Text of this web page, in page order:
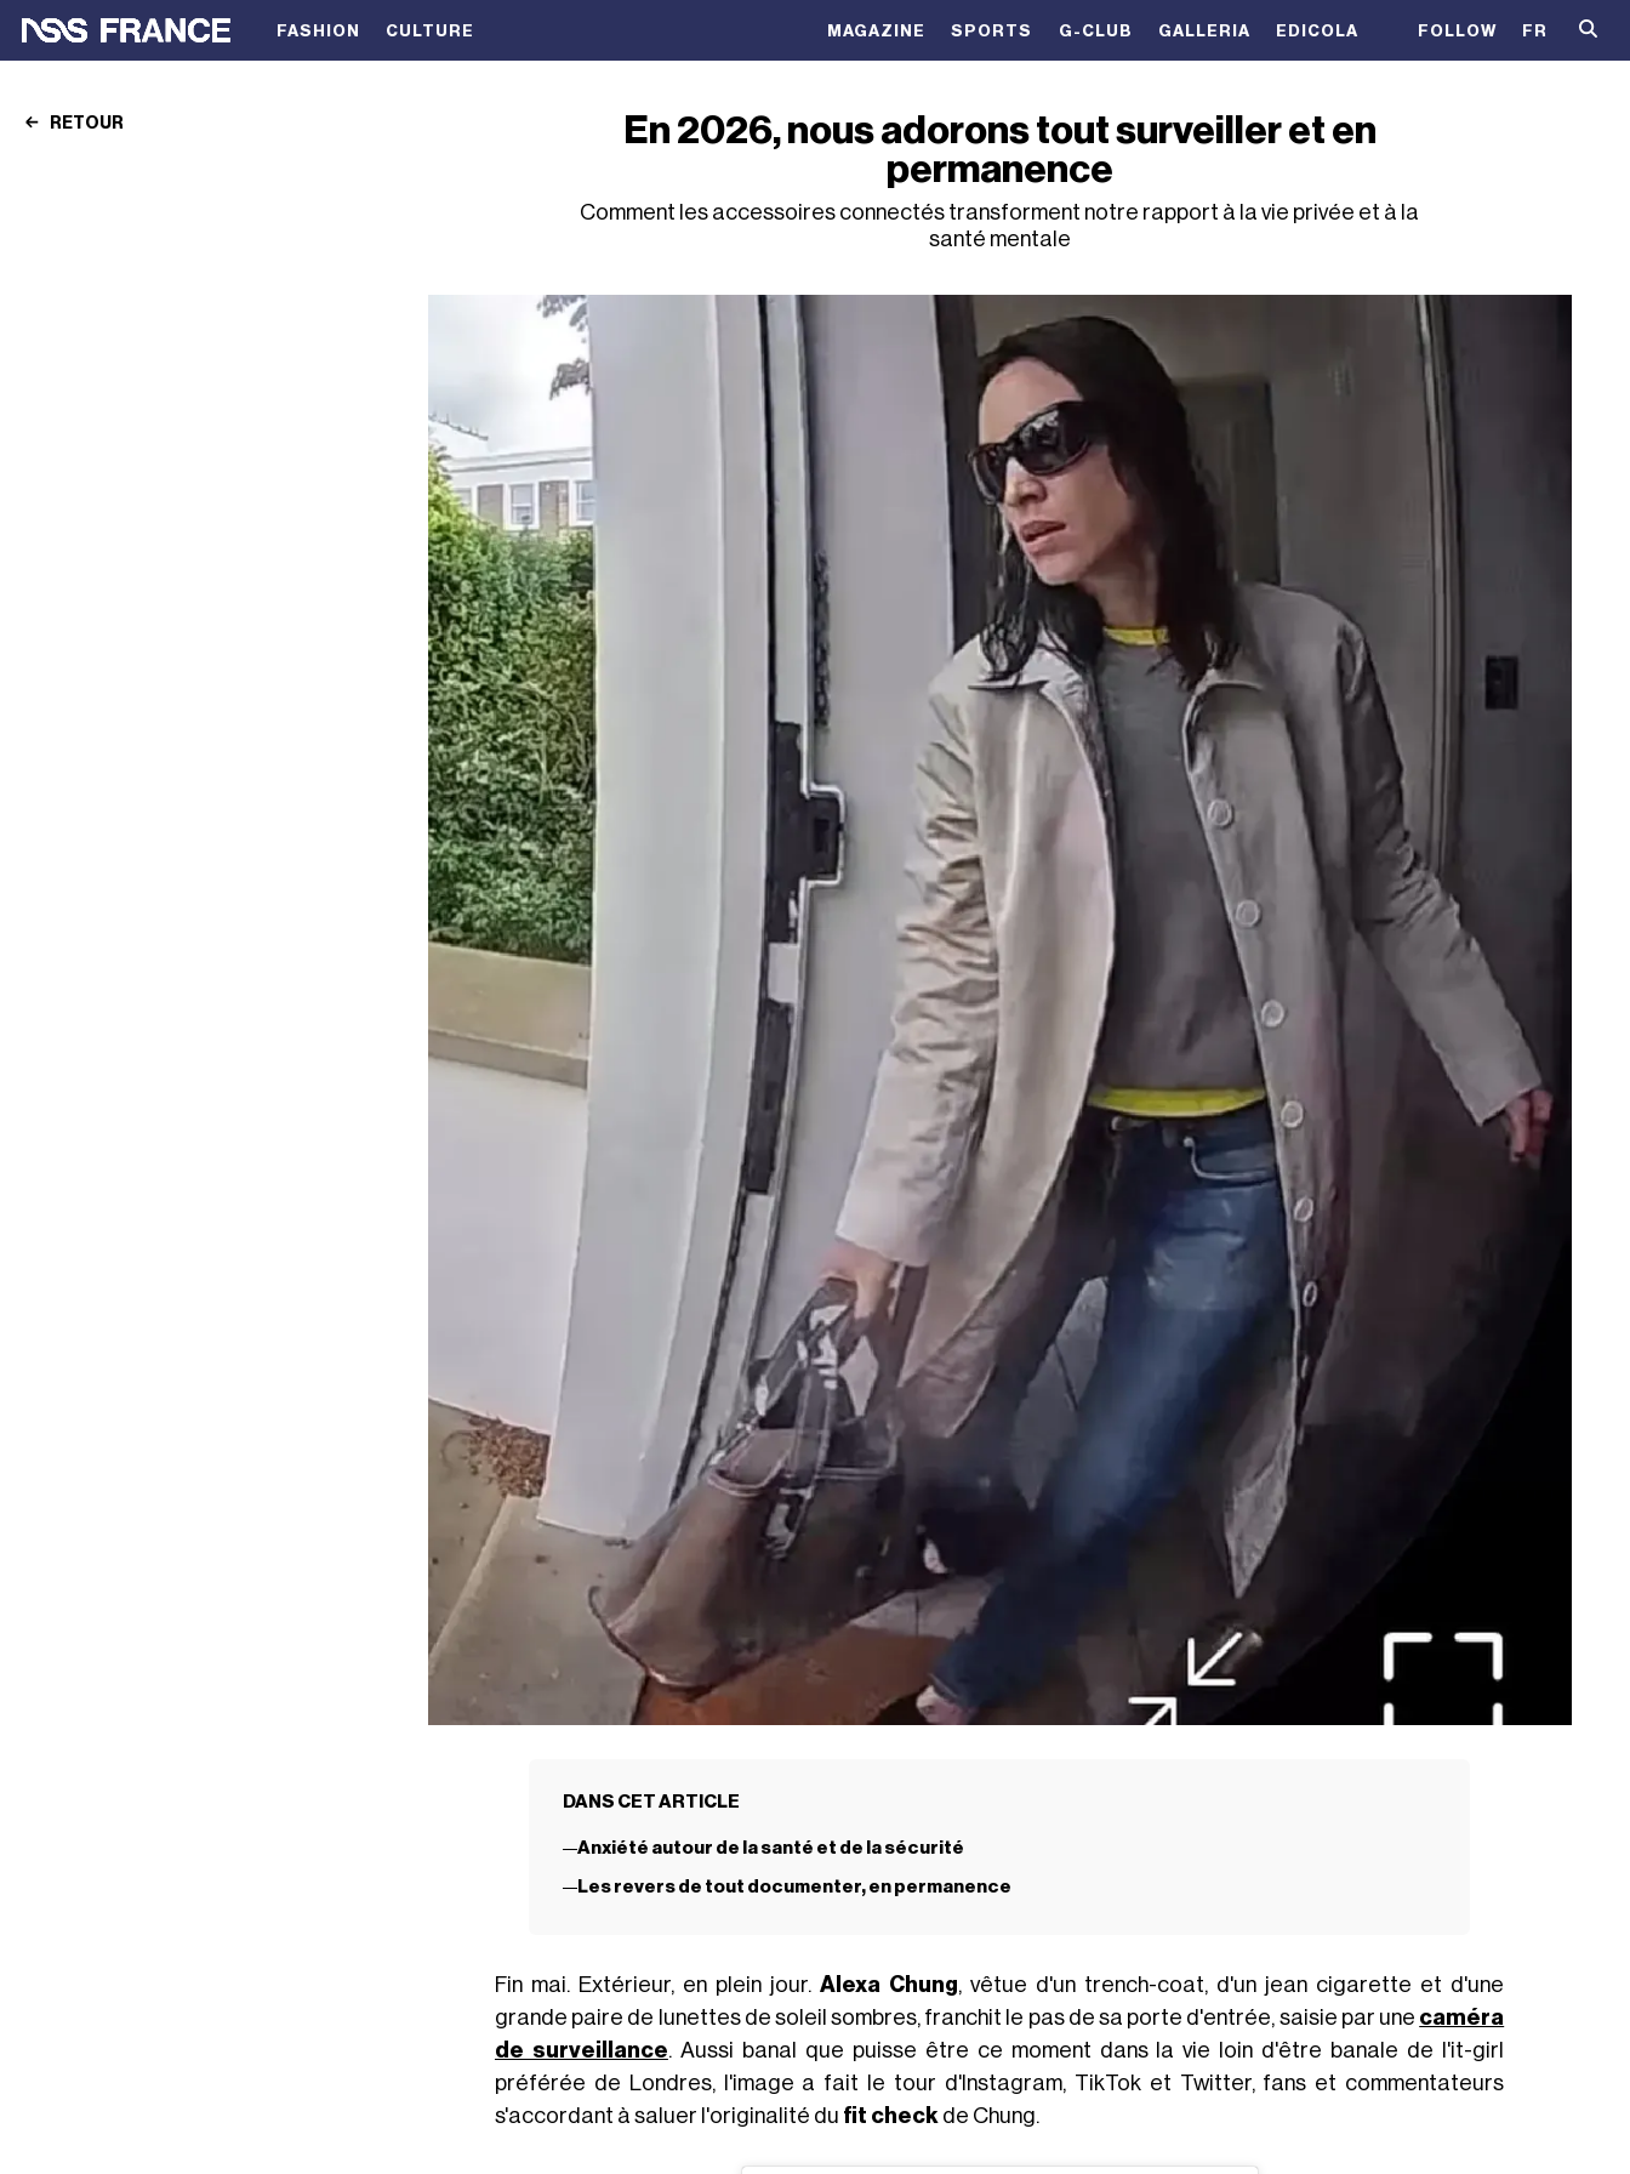
FASHION CULTURE MAGAZINE SPORTS G-CLUB GALLERIA EDICOLA FOLLOW FR
RETOUR
En 2026, nous adorons tout surveiller et en
permanence
Comment les accessoires connectés transforment notre rapport à la vie privée et à la
santé mentale
DANS CET ARTICLE
Anxiété autour de la santé et de la sécurité
Les revers de tout documenter, en permanence
Fin mai. Extérieur, en plein jour.Alexa Chung, vêtue d'un trench-coat, d'un jean cigarette et d'une
grande paire de lunettes de soleil sombres, franchit le pas de sa porte d'entrée, saisie par une caméra
de surveillance. Aussi banal que puisse être ce moment dans la vie loin d'être banale de l'it-girl
préférée de Londres, l'image a fait le tour d'Instagram, TikTok et Twitter, fans et commentateurs
s'accordant à saluer l'originalité du fit check de Chung.